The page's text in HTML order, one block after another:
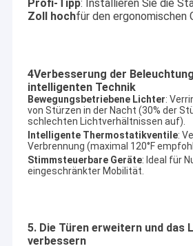
Zu Hause
Videos
Profi-Tipp: Installieren Sie die
Zoll hochfür den ergonomischen
4Verbesserung der
intelligenten Technik
Bewegungsbetriebene Lichter:
von Stürzen in der Nacht (30% der
schlechten Lichtverhältnissen auf).
Intelligente Thermostatikventile:
Verbrennung (maximal 120°F
Stimmsteuerbare Geräte: Ideal für
eingeschränkter Mobilität.
5. Die Türen erweitern und das
verbessern
Massagebadewannen, Strudeljet-
Hangzhou-Stadt, in 200 Kilometern weit